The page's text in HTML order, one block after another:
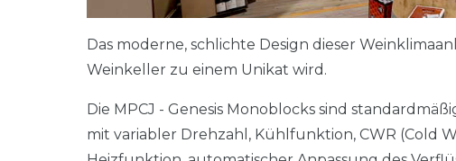
Das moderne, schlichte Design dieser
Weinkeller zu einem Unikat wird.
Die MPCJ - Genesis Monoblocks sind
mit variabler Drehzahl, Kühlfunktion, CWR (Cold